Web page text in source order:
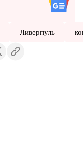
Ливерпуль